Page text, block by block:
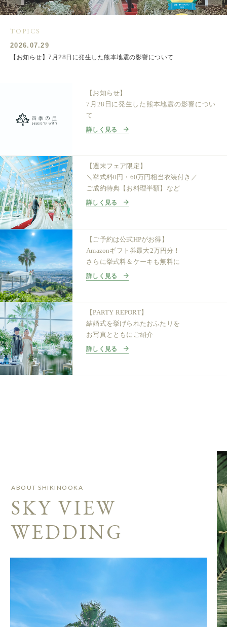
TOPICS
2026.07.29
【お知らせ】7月28日に発生した熊本地震の影響について
【お知らせ】
7月28日に発生した熊本地震の影響につい
て
詳しく見る
【週末フェア限定】
＼挙式料0円・60万円相当衣装付き／
ご成約特典【お料理半額】など
詳しく見る
【ご予約は公式HPがお得】
Amazonギフト券最大2万円分！
さらに挙式料＆ケーキも無料に
詳しく見る
【PARTY REPORT】
結婚式を挙げられたおふたりを
お写真とともにご紹介
詳しく見る
ABOUT SHIKINOOKA
SKY VIEW
WEDDING